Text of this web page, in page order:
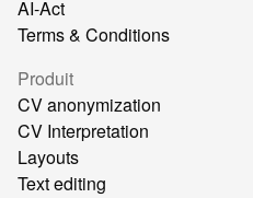
AI-Act
Terms & Conditions
Produit
CV anonymization
CV Interpretation
Layouts
Text editing